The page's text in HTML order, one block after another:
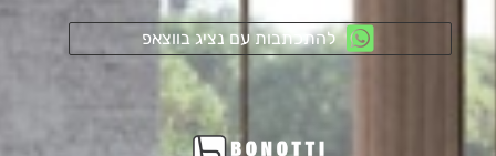
להתכתבות עם נציג בווצאפ